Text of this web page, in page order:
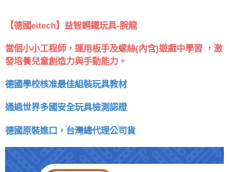
【德國eitech】益智鋼鐵玩具-腕龍
當個小小工程師， 運用板手及螺絲(內含)遊戲中學習 ， 激
發培養兒童創造力與手動能力。
德國學校核准最佳組裝玩具教材
通過世界多國安全玩具檢測認證
德國原裝進口，台灣總代理公司貨